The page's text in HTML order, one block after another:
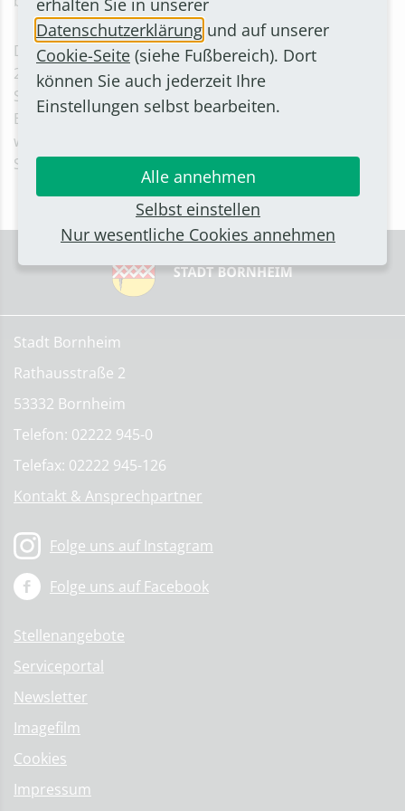
Das Programm läuft am Donnerstag, 8. Mai 2025, von
21:04 bis 22 Uhr. Wie gewohnt sendet das Bürgerradio
Studio Merten das Vorgebirgsmagazin über Radio
Bonn/Rhein-Sieg auf UKW 97,8 und 104,2 sowie auf
weiteren Frequenzen. Aktuelle Infos finden Sie auf der
Studio Merten-Homepage:
Stadt Bornheim
Rathausstraße 2
53332 Bornheim
Telefon: 02222 945-0
Telefax: 02222 945-126
Kontakt & Ansprechpartner
Folge uns auf Instagram
Folge uns auf Facebook
Stellenangebote
Serviceportal
Newsletter
Imagefilm
Cookies
Impressum
Datenschutzerklärung und auf unserer
Cookie-Seite (siehe Fußbereich). Dort
können Sie auch jederzeit Ihre
Einstellungen selbst bearbeiten.
Alle annehmen
Selbst einstellen
Nur wesentliche Cookies annehmen